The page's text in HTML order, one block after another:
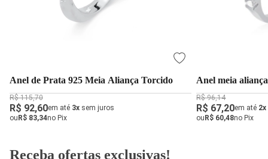
Anel de Prata 925 Meia Aliança Torcido
R$ 115,70
R$ 92,60em até 3x sem juros
ouR$ 83,34no Pix
Anel meia
R$ 96,14
R$ 67,20em até 2x
ouR$ 60,48no Pix
Receba ofertas exclusivas!